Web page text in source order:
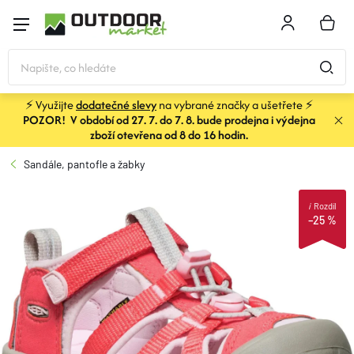
obsah
KOŠÍK
STANY
SPACÁKY
BATOHY A TAŠKY
KARIMATKY
OBLEČENÍ
⚡ Využijtedodatečné slevyna vybrané značky a ušetřete ⚡
POZOR! V období od 27. 7. do 7. 8. bude prodejna i výdejna
zboží otevřena od 8 do 16 hodin.
Sandále, pantofle a žabky
–25 %
iRozdíl